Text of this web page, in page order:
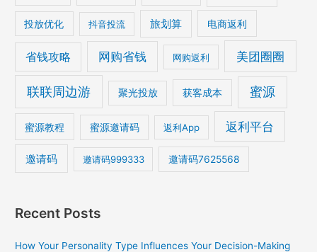
投放优化 抖音投流 旅划算 电商返利
省钱攻略 网购省钱 网购返利 美团圈圈
联联周边游 聚光投放 获客成本 蜜源
蜜源教程 蜜源邀请码 返利App 返利平台
邀请码 邀请码999333 邀请码7625568
Recent Posts
How Your Personality Type Influences Your Decision-Making